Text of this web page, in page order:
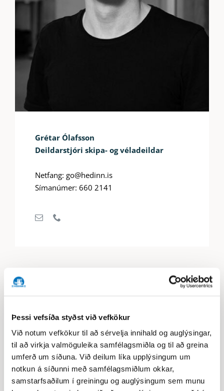
Þessi vefsíða styðst við vefkökur
Við notum vefkökur til að sérvelja innihald og auglýsingar,
til að virkja valmöguleika samfélagsmiðla og til að greina
umferð um síðuna. Við deilum líka upplýsingum um
notkun á síðunni með samfélagsmiðlum okkar,
samstarfsaðilum í greiningu og auglýsingum sem munu
Grétar Ólafsson
Deildarstjóri skipa- og véladeildar
Netfang: go@hedinn.is
Símanúmer: 660 2141